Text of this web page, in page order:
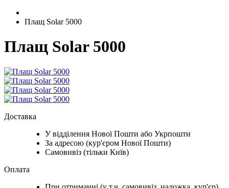
Плащ Solar 5000
Плащ Solar 5000
Доставка
У відділення Нової Пошти або Укрпошти
За адресою (кур'єром Нової Пошти)
Самовивіз (тільки Київ)
Оплата